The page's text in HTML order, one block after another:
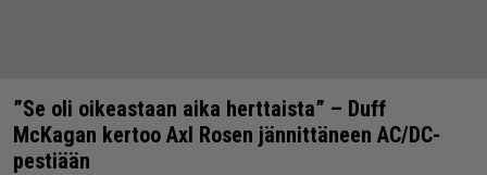
”Se oli oikeastaan aika herttaista” – Duff
McKagan kertoo Axl Rosen jännittäneen AC/DC-
pestiään